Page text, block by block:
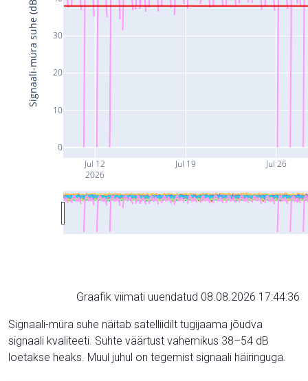
Jul 12
2026
Jul 19 Jul 26
0
10
20
30
Signaali-müra suhe (dB)
Graafik viimati uuendatud 08.08.2026 17:44:36
Signaali-müra suhe näitab satelliidilt tugijaama jõudva
signaali kvaliteeti. Suhte väärtust vahemikus 38–54 dB
loetakse heaks. Muul juhul on tegemist signaali häiringuga.